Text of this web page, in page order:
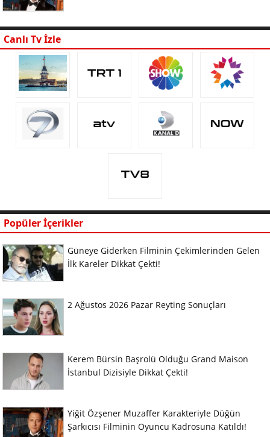
Canlı Tv İzle
Popüler İçerikler
Güneye Giderken Filminin Çekimlerinden Gelen
İlk Kareler Dikkat Çekti!
2 Ağustos 2026 Pazar Reyting Sonuçları
Kerem Bürsin Başrolü Olduğu Grand Maison
İstanbul Dizisiyle Dikkat Çekti!
Yiğit Özşener Muzaffer Karakteriyle Düğün
Şarkıcısı Filminin Oyuncu Kadrosuna Katıldı!